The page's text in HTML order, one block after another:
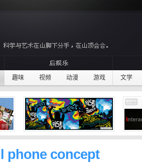
趣味 视频 动漫 游戏 文学
phone concept